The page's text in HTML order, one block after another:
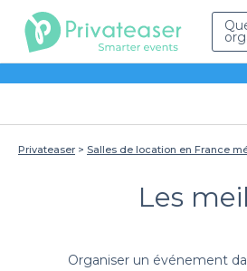
Privateaser Salles de location en France
Les
Organiser un événement